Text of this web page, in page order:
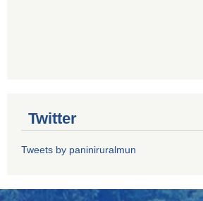
Twitter
Tweets by paniniruralmun